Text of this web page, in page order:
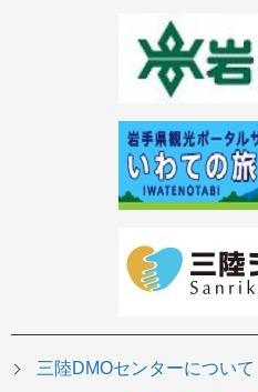
三陸DMOセンターについて